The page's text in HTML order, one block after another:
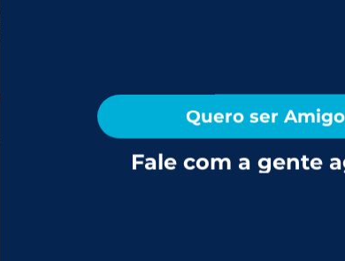
Quero ser Amigo
Fale com a gente
de Santa Maria com clima ameno e
que encantam. A qualidade de
em Itaara vive o privilégio de estar entre
Internet da Amigo:
Camobi Norte, Loteamento
Sanga Funda